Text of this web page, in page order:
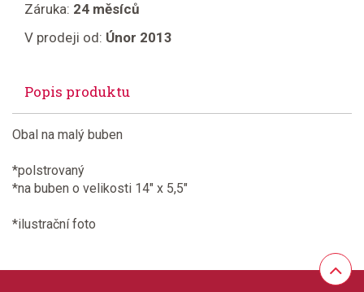
Záruka: 24 měsíců
V prodeji od: Únor 2013
Popis produktu
Obal na malý buben
*polstrovaný
*na buben o velikosti 14" x 5,5"
*ilustrační foto